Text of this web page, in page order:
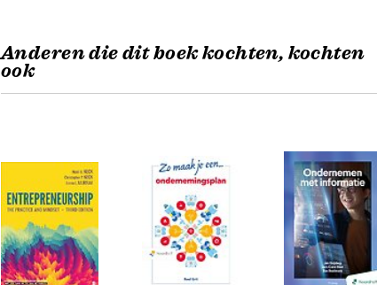
Anderen die dit boek kochten, kochten
ook